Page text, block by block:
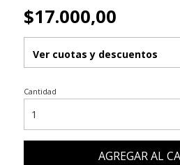
$17.000,00
Ver cuotas y descuentos
Cantidad
AGREGAR AL